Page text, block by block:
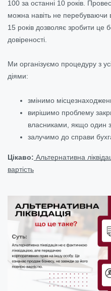
100 за останні 10 років.
можна навіть не перебуваючи
15 років дозволяє зробити це
довіреності.
Ми організуємо процедуру з
діями:
змінимо
вирішимо проблему
власниками, якщо один
залучимо до справи
Цікаво: Альтернативна
вартість